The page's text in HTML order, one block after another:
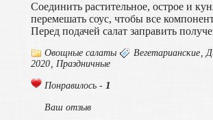
Соединить растительное, острое и
перемешать соус, чтобы все
Перед подачей салат заправить
Овощные салаты Вегетарианские,
2020,Праздничные
Понравилось - 1
Ваш отзыв